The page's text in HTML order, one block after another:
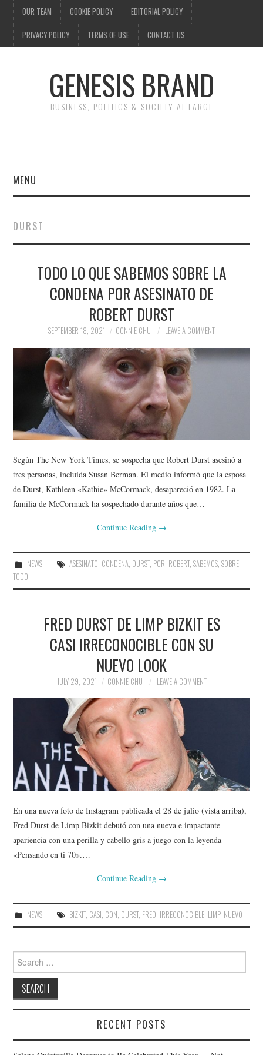
OUR TEAM COOKIE POLICY EDITORIAL POLICY
PRIVACY POLICY TERMS OF USE CONTACT US
GENESIS BRAND
BUSINESS, POLITICS & SOCIETY AT LARGE
MENU
FINANCE
NEWS
POLITICS
SOCIETY
SPORTS
TECHNOLOGY
DURST
TODO LO QUE SABEMOS SOBRE LA
CONDENA POR ASESINATO DE
ROBERT DURST
SEPTEMBER 18, 2021 CONNIE CHU LEAVE A COMMENT
Según The New York Times, se sospecha que Robert Durst asesinó a
tres personas, incluida Susan Berman. El medio informó que la esposa
de Durst, Kathleen «Kathie» McCormack, desapareció en 1982. La
familia de McCormack ha sospechado durante años que…
Continue Reading →
NEWS ASESINATO, CONDENA, DURST, POR, ROBERT, SABEMOS, SOBRE,
TODO
FRED DURST DE LIMP BIZKIT ES
CASI IRRECONOCIBLE CON SU
NUEVO LOOK
JULY 29, 2021 CONNIE CHU LEAVE A COMMENT
En una nueva foto de Instagram publicada el 28 de julio (vista arriba),
Fred Durst de Limp Bizkit debutó con una nueva e impactante
apariencia con una perilla y cabello gris a juego con la leyenda
«Pensando en ti 70».…
Continue Reading →
NEWS BIZKIT, CASI, CON, DURST, FRED, IRRECONOCIBLE, LIMP, NUEVO
Search
for:
RECENT POSTS